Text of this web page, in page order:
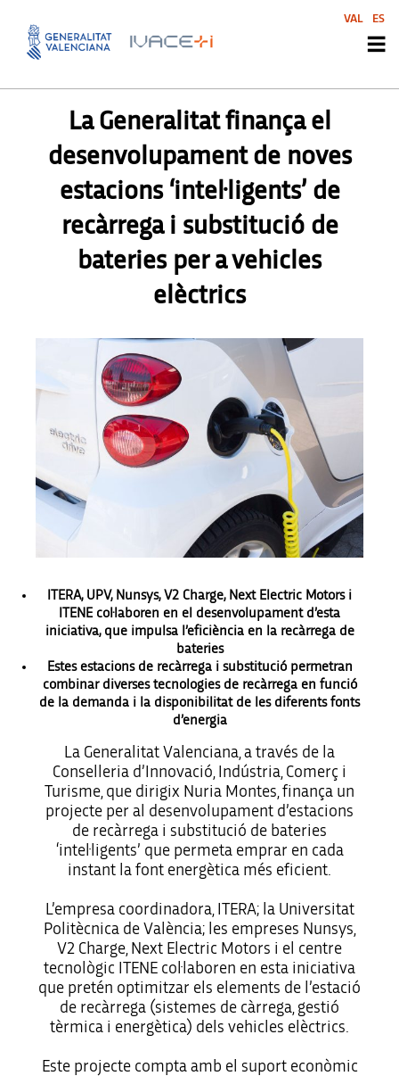
PREMSA PREMSA , PRENSA
La Generalitat finança el
desenvolupament de noves
estacions ‘intel·ligents’ de
recàrrega i substitució de
bateries per a vehicles
elèctrics
ITERA, UPV, Nunsys, V2 Charge, Next Electric Motors i
ITENE col·laboren en el desenvolupament d’esta
iniciativa, que impulsa l’eficiència en la recàrrega de
bateries
Estes estacions de recàrrega i substitució permetran
combinar diverses tecnologies de recàrrega en funció
de la demanda i la disponibilitat de les diferents fonts
d’energia
La Generalitat Valenciana, a través de la
Conselleria d’Innovació, Indústria, Comerç i
Turisme, que dirigix Nuria Montes, finança un
projecte per al desenvolupament d’estacions
de recàrrega i substitució de bateries
‘intel·ligents’ que permeta emprar en cada
instant la font energètica més eficient.
L’empresa coordinadora, ITERA; la Universitat
Politècnica de València; les empreses Nunsys,
V2 Charge, Next Electric Motors i el centre
tecnològic ITENE col·laboren en esta iniciativa
que pretén optimitzar els elements de l’estació
de recàrrega (sistemes de càrrega, gestió
tèrmica i energètica) dels vehicles elèctrics.
Este projecte compta amb el suport econòmic
VAL ES